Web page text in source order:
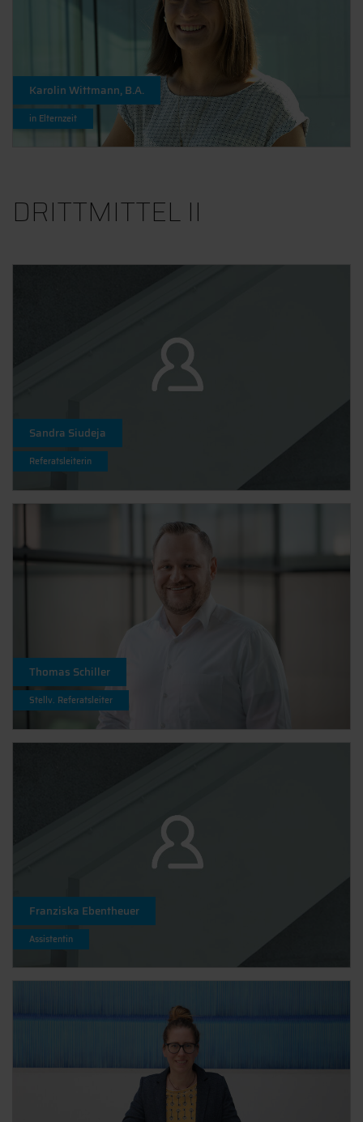
Karolin Wittmann, B.A.
in Elternzeit
DRITTMITTEL II
Sandra Siudeja
Referatsleiterin
Thomas Schiller
Stellv. Referatsleiter
Franziska Ebentheuer
Assistentin